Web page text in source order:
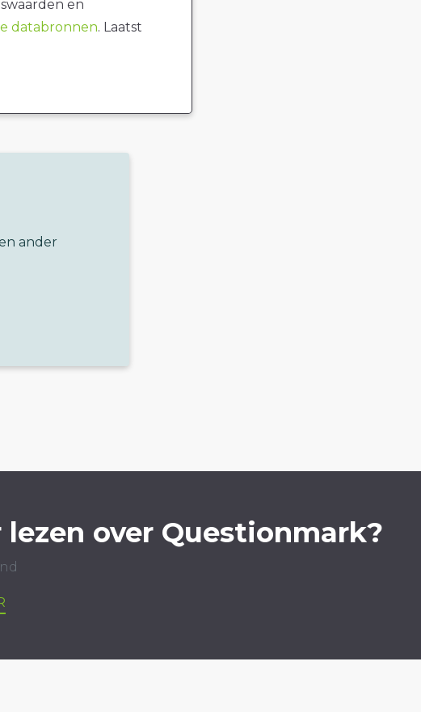
en
databronnen. Laatst
ander
lezen over Questionmark?